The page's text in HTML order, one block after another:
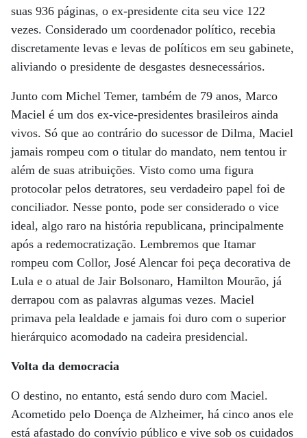
suas 936 páginas, o ex-presidente cita seu vice 122
vezes. Considerado um coordenador político, recebia
discretamente levas e levas de políticos em seu gabinete,
aliviando o presidente de desgastes desnecessários.
Junto com Michel Temer, também de 79 anos, Marco
Maciel é um dos ex-vice-presidentes brasileiros ainda
vivos. Só que ao contrário do sucessor de Dilma, Maciel
jamais rompeu com o titular do mandato, nem tentou ir
além de suas atribuições. Visto como uma figura
protocolar pelos detratores, seu verdadeiro papel foi de
conciliador. Nesse ponto, pode ser considerado o vice
ideal, algo raro na história republicana, principalmente
após a redemocratização. Lembremos que Itamar
rompeu com Collor, José Alencar foi peça decorativa de
Lula e o atual de Jair Bolsonaro, Hamilton Mourão, já
derrapou com as palavras algumas vezes. Maciel
primava pela lealdade e jamais foi duro com o superior
hierárquico acomodado na cadeira presidencial.
Volta da democracia
O destino, no entanto, está sendo duro com Maciel.
Acometido pelo Doença de Alzheimer, há cinco anos ele
está afastado do convívio público e vive sob os cuidados